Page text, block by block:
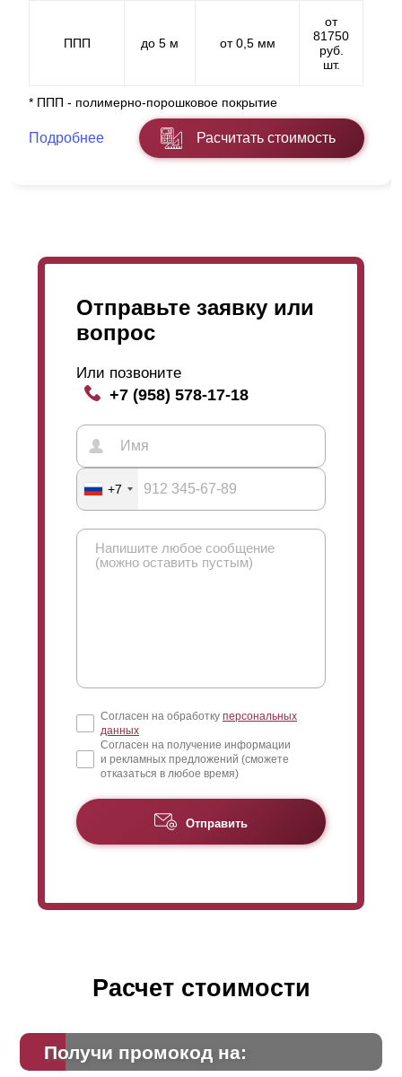
ППП до 5 м от 0,5 мм
от
81750
руб.
шт.
* ППП - полимерно-порошковое покрытие
Подробнее Расчитать стоимость
Отправьте заявку или
вопрос
Или позвоните
+7 (958) 578-17-18
+7
Согласен на обработку персональных
данных
Согласен на получение информации
и рекламных предложений (сможете
отказаться в любое время)
Отправить
Расчет стоимости
Получи промокод на: